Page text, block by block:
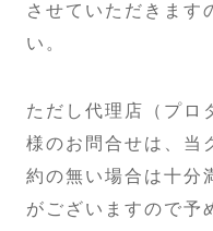
させていただきます
い。
ただし代理店（プロ
様のお問合せは、
約の無い場合は十分
がございますので予